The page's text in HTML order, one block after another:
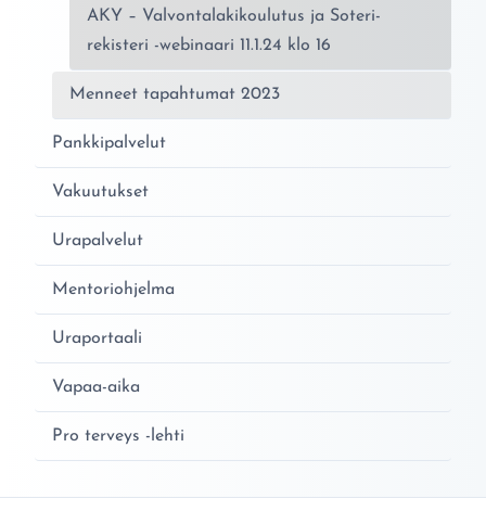
AKY – Valvontalakikoulutus ja Soteri-
rekisteri -webinaari 11.1.24 klo 16
Menneet tapahtumat 2023
Pankkipalvelut
Vakuutukset
Urapalvelut
Mentoriohjelma
Uraportaali
Vapaa-aika
Pro terveys -lehti